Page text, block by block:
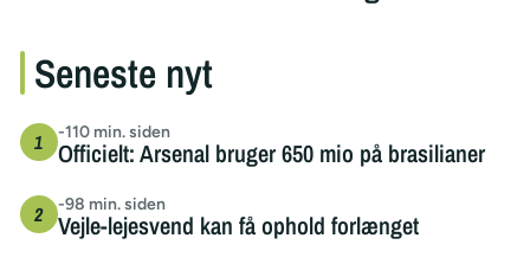
Seneste nyt
-110 min. siden
Officielt: Arsenal bruger 650 mio på brasilianer
-98 min. siden
Vejle-lejesvend kan få ophold forlænget